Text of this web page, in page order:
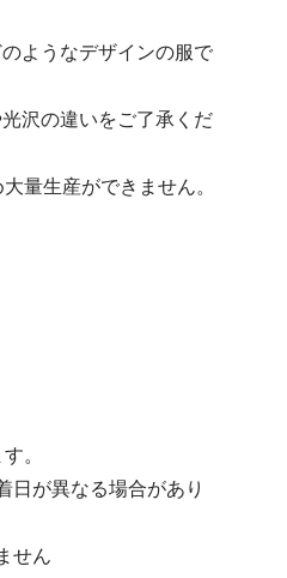
ようなデザインの服で
沢の違いをご了承くだ
量生産ができません。
。
日が異なる場合があり
せん